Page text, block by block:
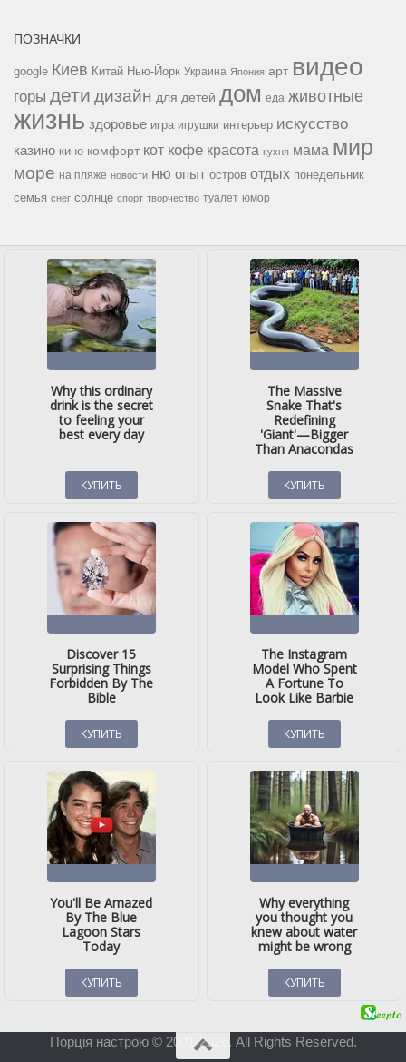
ПОЗНАЧКИ
google Киев Китай Нью-Йорк Украина Япония арт видео
горы дети дизайн для детей дом еда животные
жизнь здоровье игра игрушки интерьер искусство
казино кино комфорт кот кофе красота кухня мама мир
море на пляже новости ню опыт остров отдых понедельник
семья снег солнце спорт творчество туалет юмор
Порція настрою © 2001-2026. All Rights Reserved.